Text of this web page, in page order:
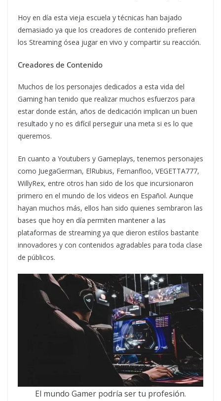
Hoy en día esta vieja escuela y técnicas han bajado
demasiado ya que los creadores de contenido prefieren
los Streaming ósea jugar en vivo y compartir su reacción.
Creadores de Contenido
Muchos de los personajes dedicados a esta vida del
Gaming han tenido que realizar muchos esfuerzos para
estar donde están, años de dedicación implican un buen
resultado y no es difícil perseguir una meta si es lo que
queremos.
En cuanto a Youtubers y Gameplays, tenemos personajes
como JuegaGerman, ElRubius, Fernanfloo, VEGETTA777,
WillyRex, entre otros han sido de los que incursionaron
primero en el mundo de los videos en Español. Aunque
hayan muchos más, ellos han sido quienes sembraron las
bases que hoy en día permiten mantener a las
plataformas de streaming ya que dieron estilos bastante
innovadores y con contenidos agradables para toda clase
de públicos.
El mundo Gamer podría ser tu profesión.